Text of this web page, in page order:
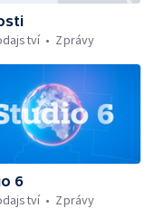
Zprávy
6
Zprávy